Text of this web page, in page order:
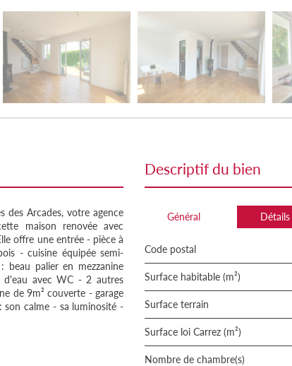
des Arcades, votre agence
maison renovée avec
offre une entrée - pièce à
- cuisine équipée semi-
palier en mezzanine
d'eau avec WC - 2 autres
de 9m² couverte - garage
son calme - sa luminosité -
descriptif du bien
Général
Code postal
Surface habitable (m²)
surface terrain
Surface loi Carrez (m²)
Nombre de chambre(s)